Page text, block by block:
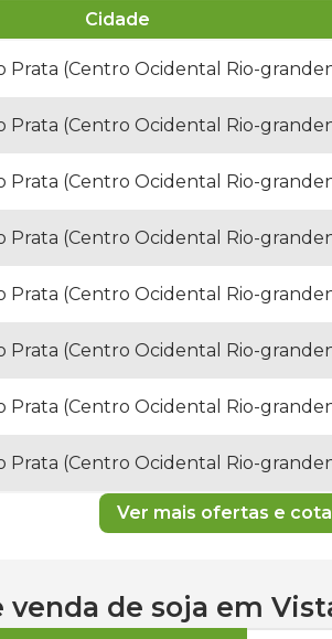
Cidade
Prata (Centro Ocidental Rio-
Prata (Centro Ocidental Rio-
Prata (Centro Ocidental Rio-
Prata (Centro Ocidental Rio-
Prata (Centro Ocidental Rio-
Prata (Centro Ocidental Rio-
Prata (Centro Ocidental Rio-
Prata (Centro Ocidental Rio-
Ver mais ofertas e
venda de soja em